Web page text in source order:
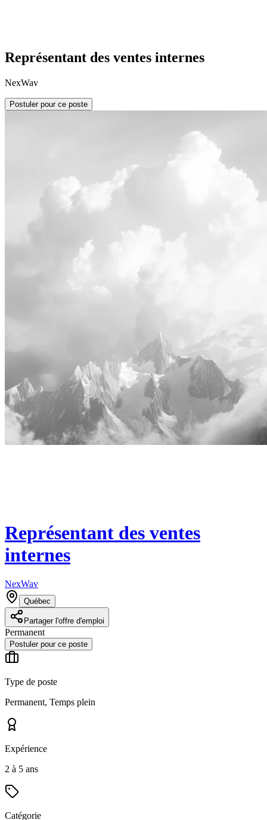
Représentant des ventes internes
NexWav
Postuler pour ce poste
Représentant des ventes
internes
NexWav
Québec
Partager l'offre d'emploi
Permanent
Postuler pour ce poste
Type de poste
Permanent, Temps plein
Expérience
2 à 5 ans
Catégorie